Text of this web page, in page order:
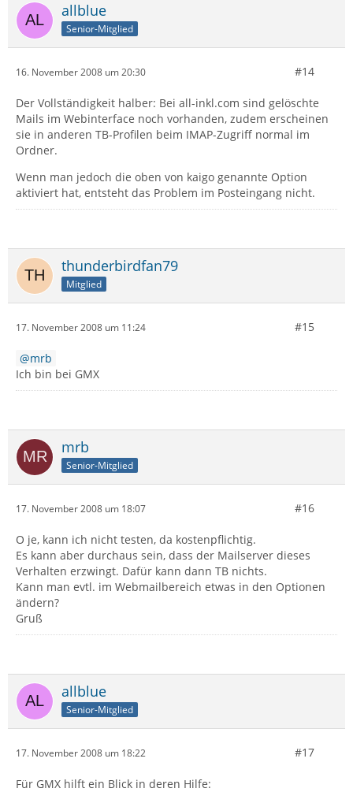
allblue
Senior-Mitglied
16. November 2008 um 20:30 #14
Der Vollständigkeit halber: Bei all-inkl.com sind gelöschte
Mails im Webinterface noch vorhanden, zudem erscheinen
sie in anderen TB-Profilen beim IMAP-Zugriff normal im
Ordner.
Wenn man jedoch die oben von kaigo genannte Option
aktiviert hat, entsteht das Problem im Posteingang nicht.
thunderbirdfan79
Mitglied
17. November 2008 um 11:24 #15
mrb
Ich bin bei GMX
mrb
Senior-Mitglied
17. November 2008 um 18:07 #16
O je, kann ich nicht testen, da kostenpflichtig.
Es kann aber durchaus sein, dass der Mailserver dieses
Verhalten erzwingt. Dafür kann dann TB nichts.
Kann man evtl. im Webmailbereich etwas in den Optionen
ändern?
Gruß
allblue
Senior-Mitglied
17. November 2008 um 18:22 #17
Für GMX hilft ein Blick in deren Hilfe: